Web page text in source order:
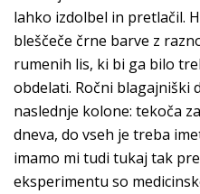
lahko izdolbel in pretlačil.
bleščeče črne barve z
rumenih lis, ki bi ga bilo
obdelati. Ročni blagajniški
naslednje kolone: tekoča
dneva, do vseh je treba
imamo mi tudi tukaj tak
eksperimentu so